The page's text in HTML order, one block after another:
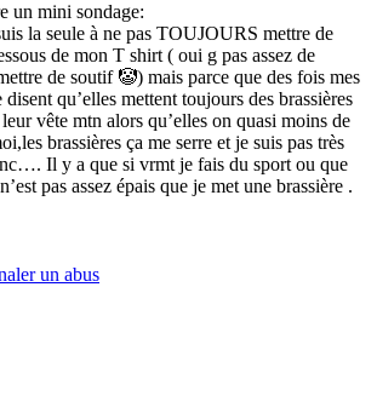
un mini sondage:
la seule à ne pas TOUJOURS mettre de
de mon T shirt ( oui g pas assez de
de soutif 🤡) mais parce que des fois mes
disent qu’elles mettent toujours des brassières
vête mtn alors qu’elles on quasi moins de
brassières ça me serre et je suis pas très
Il y a que si vrmt je fais du sport ou que
pas assez épais que je met une brassière .
un abus